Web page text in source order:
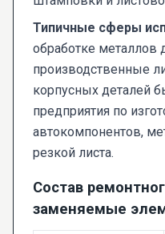
Типичные сферы
обработке металлов
производственные
корпусных деталей
предприятия по
автокомпонентов,
резкой листа.
Состав
заменяемые